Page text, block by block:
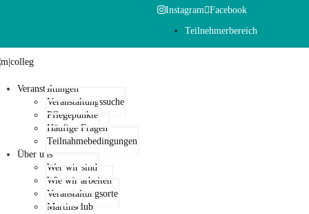
Instagram Facebook
Teilnehmerbereich
Veranstaltungen
Veranstaltungssuche
Pflegepunkte
Häufige Fragen
Teilnahmebedingungen
Über uns
Wer wir sind
Wie wir arbeiten
Veranstaltungsorte
Martinsclub